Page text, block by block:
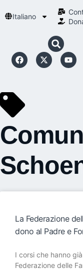
Italiano
La Federazione
dono al Padre e
I corsi che hanno
Federazione delle